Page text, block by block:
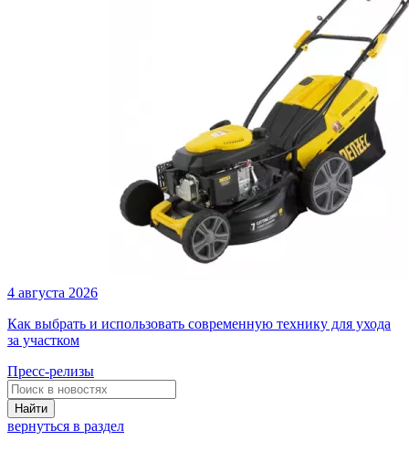
4 августа 2026
Как выбрать и использовать современную технику для ухода
за участком
Пресс-релизы
Найти
вернуться в раздел